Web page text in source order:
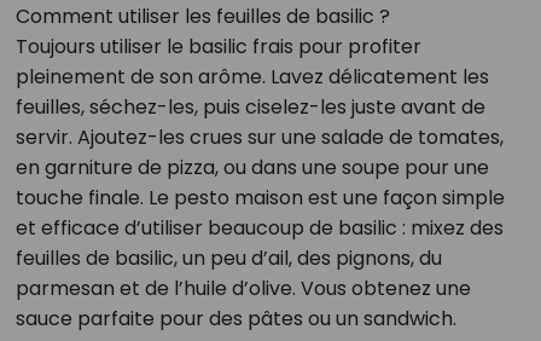
Comment utiliser les feuilles de basilic ?
Toujours utiliser le basilic frais pour profiter
pleinement de son arôme. Lavez délicatement les
feuilles, séchez-les, puis ciselez-les juste avant de
servir. Ajoutez-les crues sur une salade de tomates,
en garniture de pizza, ou dans une soupe pour une
touche finale. Le pesto maison est une façon simple
et efficace d’utiliser beaucoup de basilic : mixez des
feuilles de basilic, un peu d’ail, des pignons, du
parmesan et de l’huile d’olive. Vous obtenez une
sauce parfaite pour des pâtes ou un sandwich.